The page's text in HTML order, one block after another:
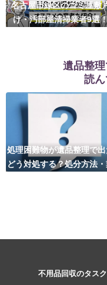
名古屋市緑区のゴミ屋敷
け・汚部屋清掃業者9選
遺品整
読
処理困難物が遺品整理で
どう対処する？処分方法
不用品回収のタス